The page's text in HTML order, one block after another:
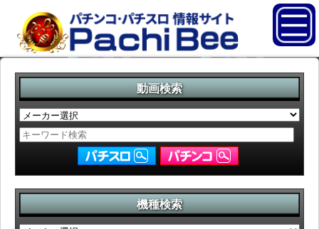
動画検索
機種検索